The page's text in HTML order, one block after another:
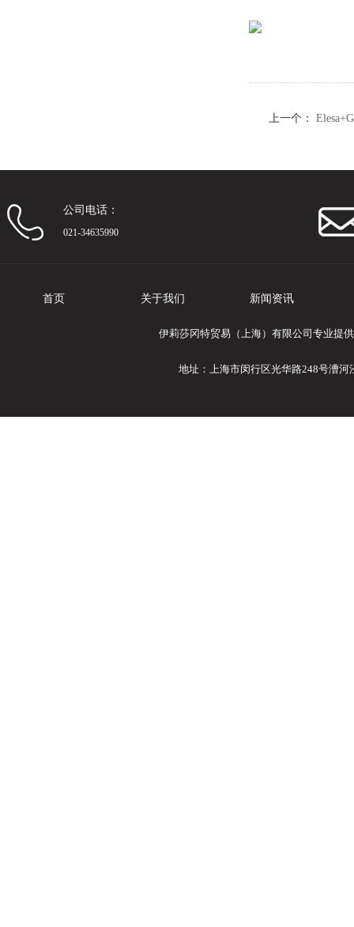
上一个：
公司电话：
021-34635990
首页 关于我们 新闻资讯
伊莉莎冈特贸易（上海）有限公司专业提
地址：上海市闵行区光华路248号漕